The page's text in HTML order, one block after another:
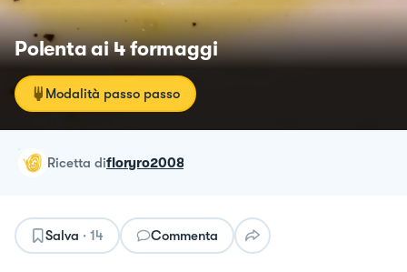
Polenta ai 4 formaggi
Modalità passo passo
ricetta difloryro2008
Salva · 14 Commenta